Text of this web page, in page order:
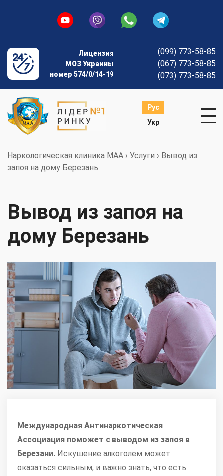
Лицензия
МОЗ Украины
номер 574/0/14-19
(099) 773-58-85
(067) 773-58-85
(073) 773-58-85
Рус
Укр
Наркологическая клиника МАА › Услуги › Вывод из
запоя на дому Березань
Вывод из запоя на
дому Березань
Международная Антинаркотическая
Ассоциация поможет с выводом из запоя в
Березани. Искушение алкоголем может
оказаться сильным, и важно знать, что есть